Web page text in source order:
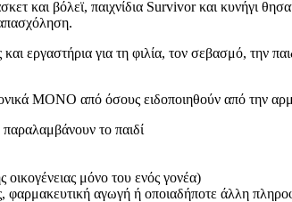
και βόλεϊ, παιχνίδια Survivor και κυνήγι
εργαστήρια για τη φιλία, τον σεβασμό, την
ΜΟΝΟ από όσους ειδοποιηθούν από την
το παιδί
μόνο του ενός γονέα)
φαρμακευτική αγωγή ή οποιαδήποτε άλλη